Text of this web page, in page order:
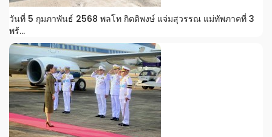
วันที่ 5 กุมภาพันธ์ 2568 พลโท กิตติพงษ์ แจ่มสุวรรณ แม่ทัพภาคที่ 3
พร้...